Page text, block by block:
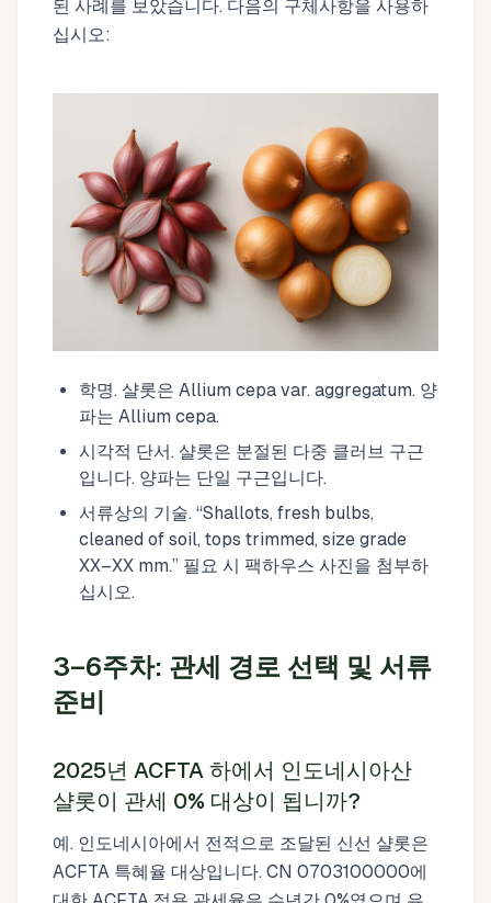
된 사례를 보았습니다. 다음의 구체사항을 사용하
십시오:
학명. 샬롯은 Allium cepa var. aggregatum. 양
파는 Allium cepa.
시각적 단서. 샬롯은 분절된 다중 클러브 구근
입니다. 양파는 단일 구근입니다.
서류상의 기술. “Shallots, fresh bulbs,
cleaned of soil, tops trimmed, size grade
XX–XX mm.” 필요 시 팩하우스 사진을 첨부하
십시오.
3–6주차: 관세 경로 선택 및 서류
준비
2025년 ACFTA 하에서 인도네시아산
샬롯이 관세 0% 대상이 됩니까?
예. 인도네시아에서 전적으로 조달된 신선 샬롯은
ACFTA 특혜율 대상입니다. CN 0703100000에